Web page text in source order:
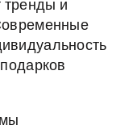
тренды и